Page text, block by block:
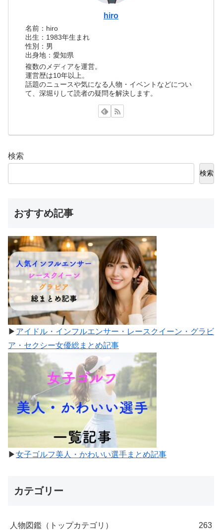
hiro
名前：hiro
出生：1983年生まれ
性別：男
出身地：愛知県
複数のメディアを運営。
運営歴は10年以上。
話題のニュースや気になる人物・イベントなどについ
て、深堀りして読者の疑問を解決します。
検索
検索
おすすめ記事
▶ アイドル・インフルエンサー・レースクイーン・グラビ
ア・セクシー女優総まとめ記事
▶女子ゴルフ美人・かわいい選手まとめ記事
カテゴリー
人物図鑑（トップカテゴリ） 263